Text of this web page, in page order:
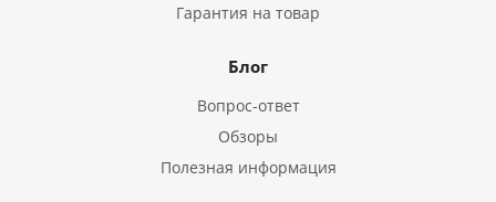
Гарантия на товар
Блог
Вопрос-ответ
Обзоры
Полезная информация